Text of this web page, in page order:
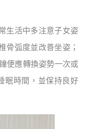
生活中多注意子女姿
骨弧度並改善坐姿；
便應轉換姿勢一次或
眠時間，並保持良好